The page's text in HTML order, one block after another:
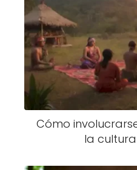
Cómo
la